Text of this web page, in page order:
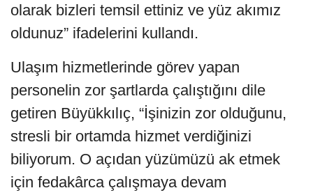
olarak bizleri temsil ettiniz ve yüz akımız
oldunuz” ifadelerini kullandı.
Ulaşım hizmetlerinde görev yapan
personelin zor şartlarda çalıştığını dile
getiren Büyükkılıç, “İşinizin zor olduğunu,
stresli bir ortamda hizmet verdiğinizi
biliyorum. O açıdan yüzümüzü ak etmek
için fedakârca çalışmaya devam